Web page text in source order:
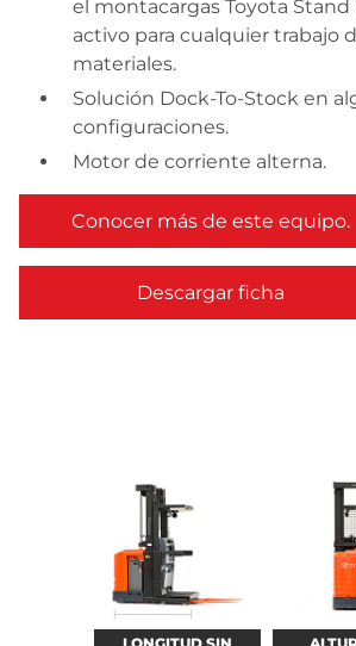
el montacargas Toyota Stand
activo para cualquier trabajo
materiales.
Solución Dock-To-Stock en
configuraciones.
Motor de corriente alterna.
Conocer más de este equipo.
Descargar ficha